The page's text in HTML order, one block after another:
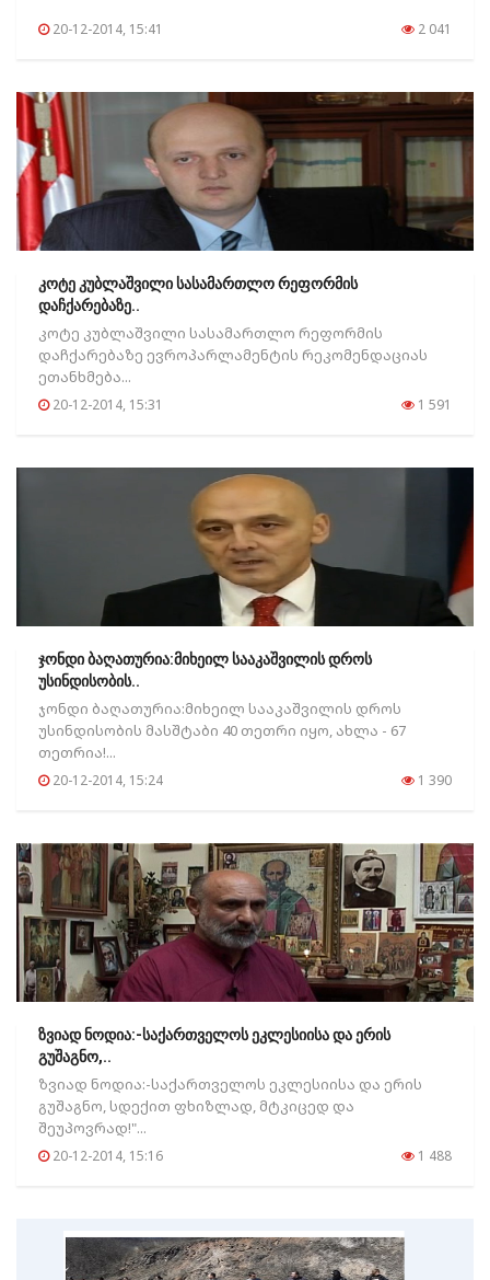
20-12-2014, 15:41 2 041
კოტე კუბლაშვილი სასამართლო რეფორმის
დაჩქარებაზე..
კოტე კუბლაშვილი სასამართლო რეფორმის
დაჩქარებაზე ევროპარლამენტის რეკომენდაციას
ეთანხმება...
20-12-2014, 15:31 1 591
ჯონდი ბაღათურია:მიხეილ სააკაშვილის დროს
უსინდისობის..
ჯონდი ბაღათურია:მიხეილ სააკაშვილის დროს
უსინდისობის მასშტაბი 40 თეთრი იყო, ახლა - 67
თეთრია!...
20-12-2014, 15:24 1 390
ზვიად ნოდია:-საქართველოს ეკლესიისა და ერის
გუშაგნო,..
ზვიად ნოდია:-საქართველოს ეკლესიისა და ერის
გუშაგნო, სდექით ფხიზლად, მტკიცედ და
შეუპოვრად!"...
20-12-2014, 15:16 1 488